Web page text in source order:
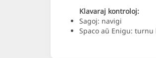
Klavaraj kontroloj:
Sagoj: navigi
Spaco aŭ Enigu: